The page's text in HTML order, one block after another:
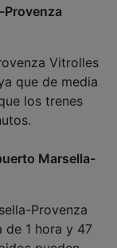
Vitrolles
que de media
los trenes
Marsella-
Provenza
de 1 hora y 47